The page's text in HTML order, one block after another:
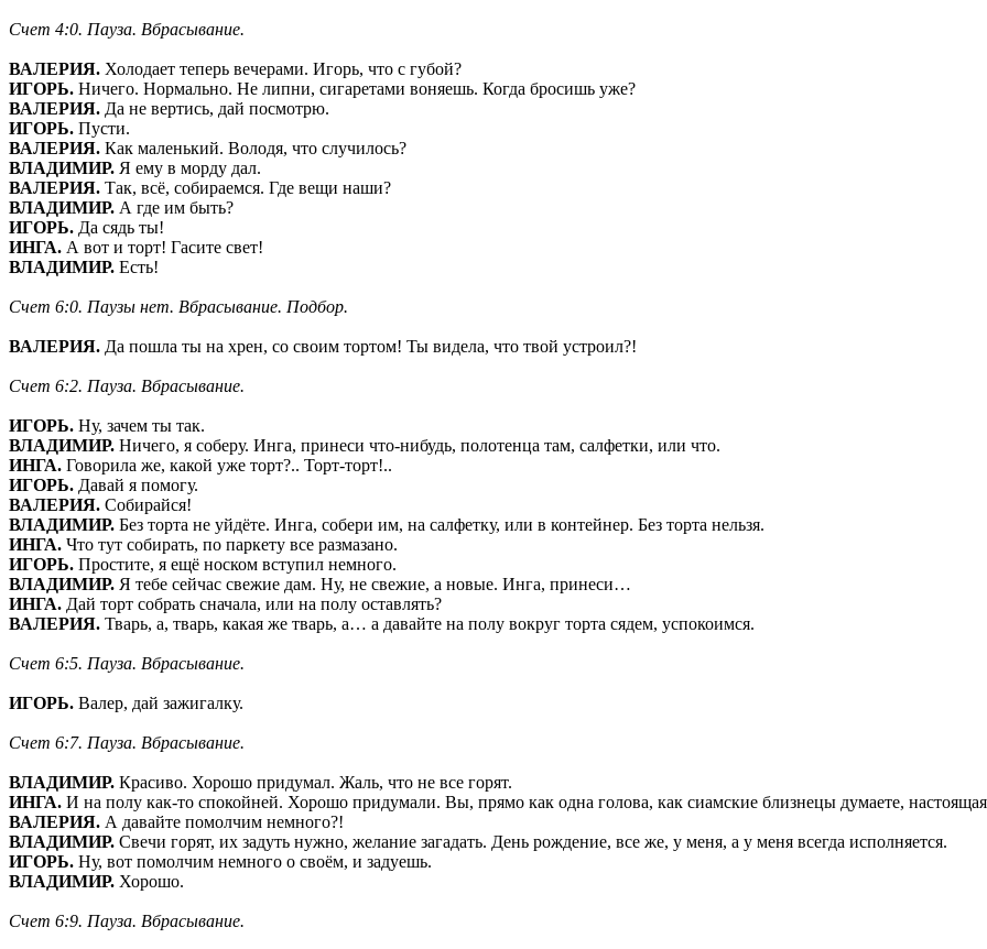
Счет 4:0. Пауза. Вбрасывание.
ВАЛЕРИЯ. Холодает теперь вечерами. Игорь, что с губой?
ИГОРЬ. Ничего. Нормально. Не липни, сигаретами воняешь. Когда бросишь уже?
ВАЛЕРИЯ. Да не вертись, дай посмотрю.
ИГОРЬ. Пусти.
ВАЛЕРИЯ. Как маленький. Володя, что случилось?
ВЛАДИМИР. Я ему в морду дал.
ВАЛЕРИЯ. Так, всё, собираемся. Где вещи наши?
ВЛАДИМИР. А где им быть?
ИГОРЬ. Да сядь ты!
ИНГА. А вот и торт! Гасите свет!
ВЛАДИМИР. Есть!
Счет 6:0. Паузы нет. Вбрасывание. Подбор.
ВАЛЕРИЯ. Да пошла ты на хрен, со своим тортом! Ты видела, что твой устроил?!
Счет 6:2. Пауза. Вбрасывание.
ИГОРЬ. Ну, зачем ты так.
ВЛАДИМИР. Ничего, я соберу. Инга, принеси что-нибудь, полотенца там, салфетки, или что.
ИНГА. Говорила же, какой уже торт?.. Торт-торт!..
ИГОРЬ. Давай я помогу.
ВАЛЕРИЯ. Собирайся!
ВЛАДИМИР. Без торта не уйдёте. Инга, собери им, на салфетку, или в контейнер. Без торта нельзя.
ИНГА. Что тут собирать, по паркету все размазано.
ИГОРЬ. Простите, я ещё носком вступил немного.
ВЛАДИМИР. Я тебе сейчас свежие дам. Ну, не свежие, а новые. Инга, принеси…
ИНГА. Дай торт собрать сначала, или на полу оставлять?
ВАЛЕРИЯ. Тварь, а, тварь, какая же тварь, а… а давайте на полу вокруг торта сядем, успокоимся.
Счет 6:5. Пауза. Вбрасывание.
ИГОРЬ. Валер, дай зажигалку.
Счет 6:7. Пауза. Вбрасывание.
ВЛАДИМИР. Красиво. Хорошо придумал. Жаль, что не все горят.
ИНГА. И на полу как-то спокойней. Хорошо придумали. Вы, прямо как одна голова, как сиамские близнецы думаете,
ВАЛЕРИЯ. А давайте помолчим немного?!
ВЛАДИМИР. Свечи горят, их задуть нужно, желание загадать. День рождение, все же, у меня, а у меня всегда исполняется.
ИГОРЬ. Ну, вот помолчим немного о своём, и задуешь.
ВЛАДИМИР. Хорошо.
Счет 6:9. Пауза. Вбрасывание.